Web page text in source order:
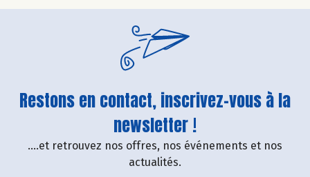
Restons en contact, inscrivez-vous à la
newsletter !
....et retrouvez nos offres, nos événements et nos
actualités.